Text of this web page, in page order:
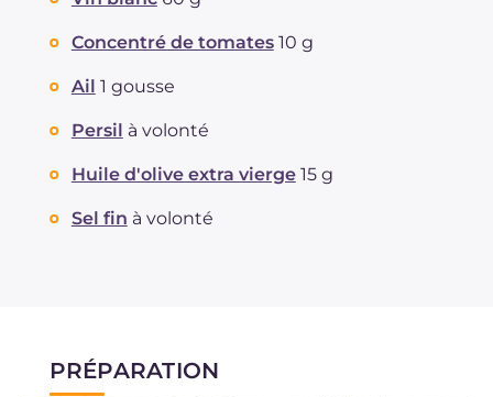
Concentré de tomates 10 g
Ail 1 gousse
Persil à volonté
Huile d'olive extra vierge 15 g
Sel fin à volonté
PRÉPARATION